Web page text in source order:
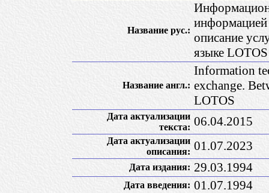
Название рус.:
описание
языке LОТОS
Название англ.:
Information
exchange.
LOTOS
Дата актуализации
текста: 06.04.2015
Дата актуализации
описания: 01.07.2023
Дата издания: 29.03.1994
Дата введения: 01.07.1994